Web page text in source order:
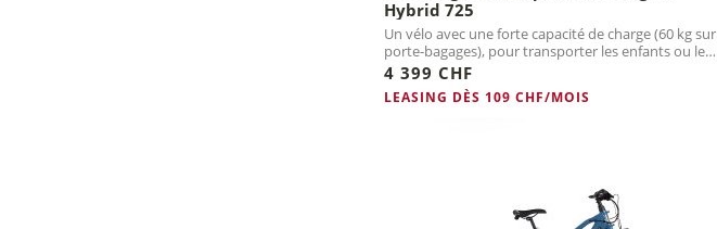
Hybrid 725
Un vélo avec une forte capacité de charge (60 kg sur
porte-bagages), pour transporter les enfants ou les
courses.
4 399 CHF
LEASING DÈS 109 CHF/MOIS